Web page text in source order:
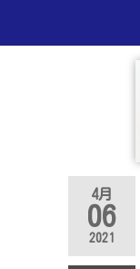
4月
06
2021